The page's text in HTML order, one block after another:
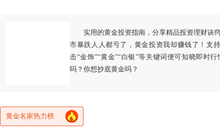
实用的黄金投资指南，分享精品投资理财诀
市暴跌人人都亏了，黄金投资我却赚钱了！支
击“金饰”“黄金”“白银”等关键词便可知晓即时
吗？你想抄底黄金吗？
黄金名家热力榜